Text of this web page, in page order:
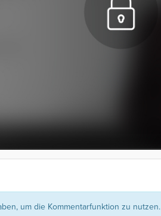
um die Kommentarfunktion zu nutzen.